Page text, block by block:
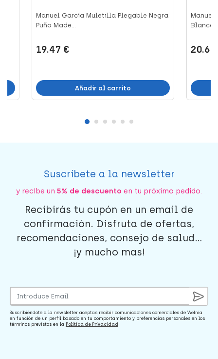
Manuel García Muletilla Plegable Negra
Puño Made...
19.47 €
Añadir al carrito
Manuel
Blanco
Suscríbete a la newsletter
y recibe un 5% de descuento en tu próximo pedido.
Recibirás tu cupón en un email de
confirmación. Disfruta de ofertas,
recomendaciones, consejo de salud...
¡y mucho mas!
Suscribiéndote a la newsletter aceptas recibir comunicaciones comerciales de Welnia
en función de un perfil basado en tu comportamiento y preferencias personales en los
términos previstos en la Política de Privacidad